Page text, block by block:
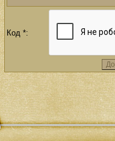
Код *: